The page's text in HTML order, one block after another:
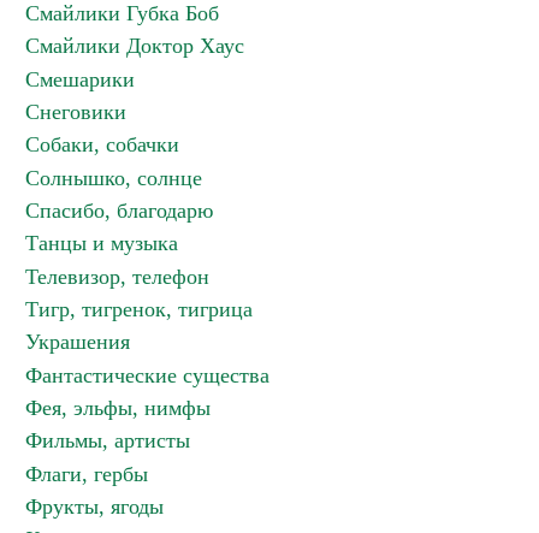
Смайлики Губка Боб
Смайлики Доктор Хаус
Смешарики
Снеговики
Собаки, собачки
Солнышко, солнце
Спасибо, благодарю
Танцы и музыка
Телевизор, телефон
Тигр, тигренок, тигрица
Украшения
Фантастические существа
Фея, эльфы, нимфы
Фильмы, артисты
Флаги, гербы
Фрукты, ягоды